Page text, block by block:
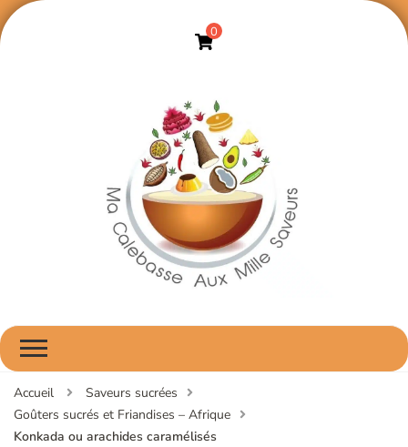
0
Ma Calebasse Aux
Mille Saveurs
Accueil
Saveurs sucrées
Goûters sucrés et Friandises – Afrique
Konkada ou arachides caramélisés